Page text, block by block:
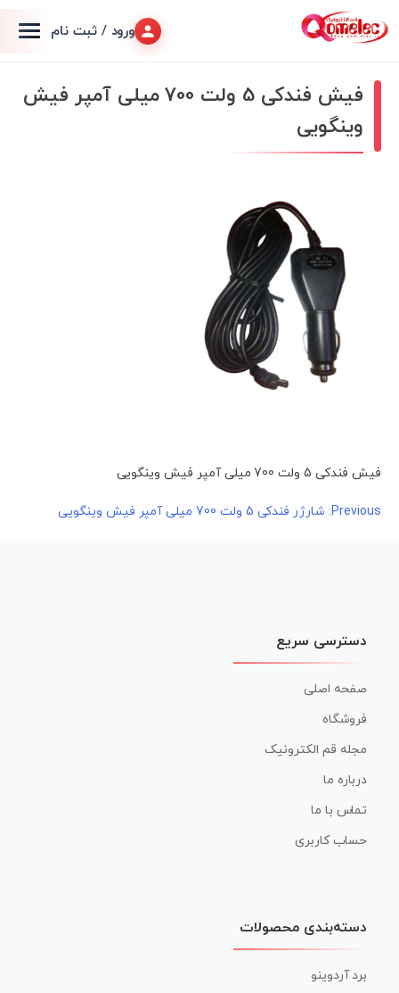
ورود / ثبت نام
فیش فندکی 5 ولت 700 میلی آمپر فیش
وینگویی
فیش فندکی 5 ولت 700 میلی آمپر فیش وینگویی
راهبری
Previous: شارژر فندکی 5 ولت 700 میلی آمپر فیش وینگویی
دسترسی سریع
صفحه اصلی
فروشگاه
مجله قم الکترونیک
درباره ما
تماس با ما
حساب کاربری
دسته‌بندی محصولات
برد آردوینو